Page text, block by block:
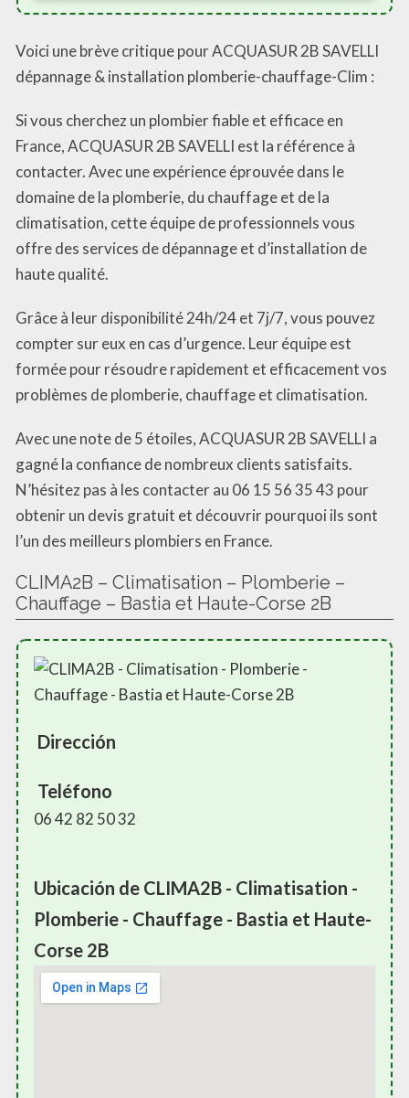
Voici une brève critique pour ACQUASUR 2B SAVELLI
dépannage & installation plomberie-chauffage-Clim :
Si vous cherchez un plombier fiable et efficace en
France, ACQUASUR 2B SAVELLI est la référence à
contacter. Avec une expérience éprouvée dans le
domaine de la plomberie, du chauffage et de la
climatisation, cette équipe de professionnels vous
offre des services de dépannage et d’installation de
haute qualité.
Grâce à leur disponibilité 24h/24 et 7j/7, vous pouvez
compter sur eux en cas d’urgence. Leur équipe est
formée pour résoudre rapidement et efficacement vos
problèmes de plomberie, chauffage et climatisation.
Avec une note de 5 étoiles, ACQUASUR 2B SAVELLI a
gagné la confiance de nombreux clients satisfaits.
N’hésitez pas à les contacter au 06 15 56 35 43 pour
obtenir un devis gratuit et découvrir pourquoi ils sont
l’un des meilleurs plombiers en France.
CLIMA2B – Climatisation – Plomberie –
Chauffage – Bastia et Haute-Corse 2B
Dirección
Teléfono
06 42 82 50 32
Ubicación de CLIMA2B - Climatisation -
Plomberie - Chauffage - Bastia et Haute-
Corse 2B